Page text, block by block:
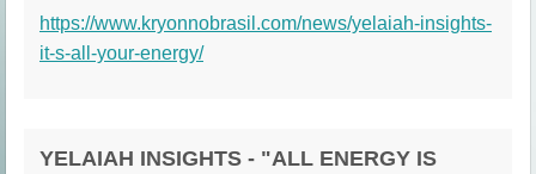
https://www.kryonnobrasil.com/news/yelaiah-insights-
it-s-all-your-energy/
YELAIAH INSIGHTS - "ALL ENERGY IS